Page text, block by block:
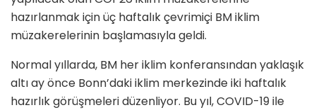
hazırlanmak için üç haftalık çevrimiçi BM iklim
müzakerelerinin başlamasıyla geldi.
Normal yıllarda, BM her iklim konferansından yaklaşık
altı ay önce Bonn’daki iklim merkezinde iki haftalık
hazırlık görüşmeleri düzenliyor. Bu yıl, COVID-19 ile